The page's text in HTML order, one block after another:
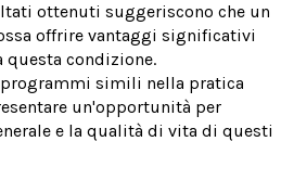
ottenuti suggeriscono che un
offrire vantaggi significativi
condizione.
simili nella pratica
un'opportunità per
e la qualità di vita di questi